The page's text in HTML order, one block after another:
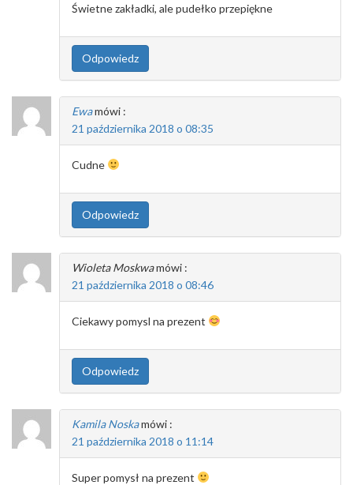
Świetne zakładki, ale pudełko przepiękne
Odpowiedz
Ewamówi :
21 października 2018 o 08:35
Cudne
Odpowiedz
Wioleta Moskwamówi :
21 października 2018 o 08:46
Ciekawy pomysl na prezent
Odpowiedz
Kamila Noskamówi :
21 października 2018 o 11:14
Super pomysł na prezent